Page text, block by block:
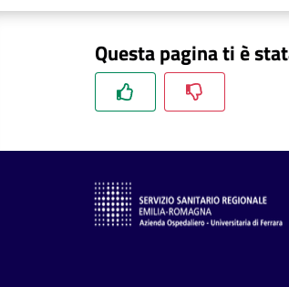
Questa pagina ti è